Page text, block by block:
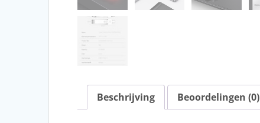
Beschrijving Beoordelingen (0)